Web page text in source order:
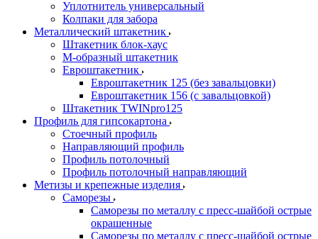
Уплотнитель универсальный
Колпаки для забора
Металлический штакетник
Штакетник блок-хаус
М-образный штакетник
Евроштакетник
Евроштакетник 125 (без завальцовки)
Евроштакетник 156 (с завальцовкой)
Штакетник TWINpro125
Профиль для гипсокартона
Стоечный профиль
Направляющий профиль
Профиль потолочный
Профиль потолочный направляющий
Метизы и крепежные изделия
Саморезы
Саморезы по металлу с пресс-шайбой острые
окрашенные
Саморезы по металлу с пресс-шайбой острые